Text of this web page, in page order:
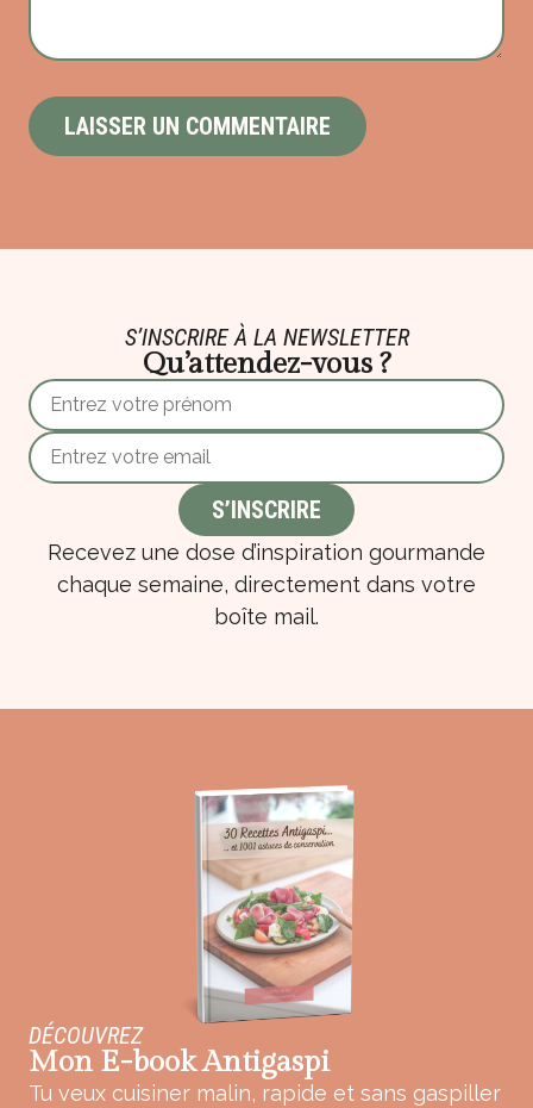
S’INSCRIRE À LA NEWSLETTER
Qu’attendez-vous ?
Recevez une dose d’inspiration gourmande
chaque semaine, directement dans votre
boîte mail.
DÉCOUVREZ
Mon E-book Antigaspi
Tu veux cuisiner malin, rapide et sans gaspiller